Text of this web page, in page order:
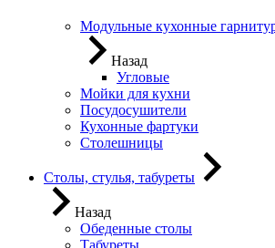
Модульные кухонные
Назад
Угловые
Мойки для кухни
Посудосушители
Кухонные фартуки
Столешницы
Столы, стулья, табуреты
Назад
Обеденные столы
Табуреты